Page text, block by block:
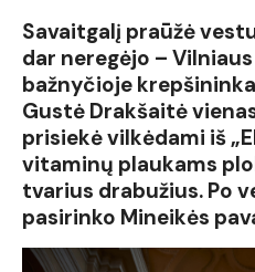
Savaitgalį praūžė
dar neregėjo –
bažnyčioje
Gustė Drakšaitė
prisiekė vilkėdami iš
vitaminų plaukams
tvarius drabužius. Po
pasirinko Mineikės